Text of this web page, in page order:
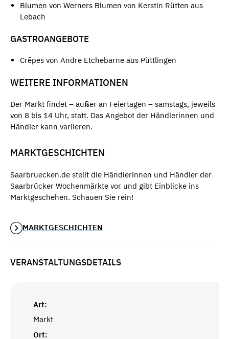
Blumen von Werners Blumen von Kerstin Rütten aus
Lebach
GASTROANGEBOTE
Crêpes von Andre Etchebarne aus Püttlingen
WEITERE INFORMATIONEN
Der Markt findet – außer an Feiertagen – samstags, jeweils
von 8 bis 14 Uhr, statt. Das Angebot der Händlerinnen und
Händler kann variieren.
MARKTGESCHICHTEN
Saarbruecken.de stellt die Händlerinnen und Händler der
Saarbrücker Wochenmärkte vor und gibt Einblicke ins
Marktgeschehen. Schauen Sie rein!
MARKTGESCHICHTEN
VERANSTALTUNGSDETAILS
Art:
Markt
Ort: